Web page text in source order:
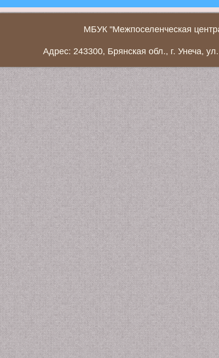
МБУК "Межпоселенческая
Адрес: 243300, Брянская обл., г. Унеча,